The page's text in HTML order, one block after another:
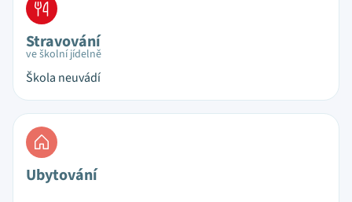
Stravování
ve školní jídelně
Škola neuvádí
Ubytování